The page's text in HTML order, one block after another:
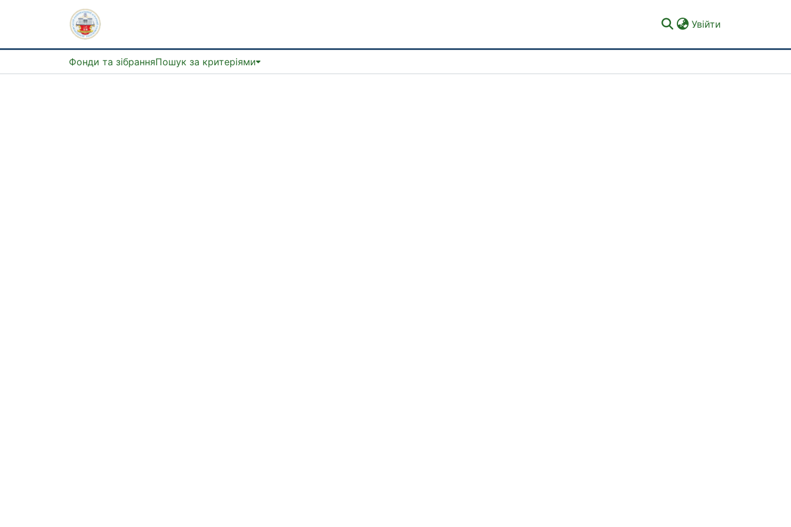
Увійти
Фонди та зібранняПошук за критеріями